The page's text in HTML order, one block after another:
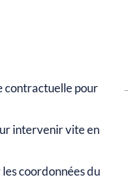
contractuelle pour
intervenir vite en
coordonnées du